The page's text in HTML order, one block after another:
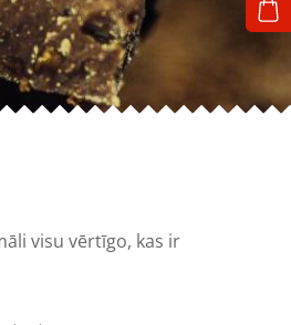
visu vērtīgo, kas ir